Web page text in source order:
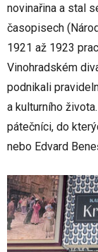
novinařina a stal
časopisech
1921 až 1923
Vinohradském
podnikali
a kulturního
pátečníci, do
nebo Edvard